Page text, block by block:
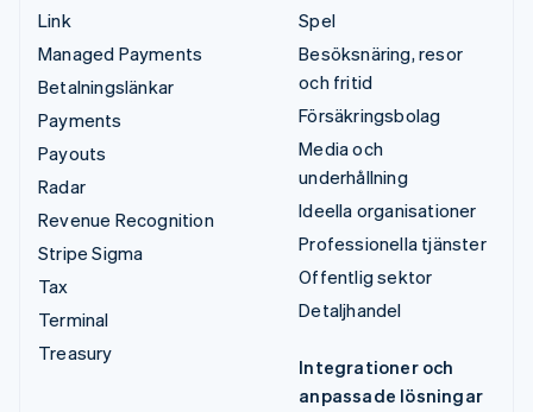
Link
Managed Payments
Betalningslänkar
Payments
Payouts
Radar
Revenue Recognition
Stripe Sigma
Tax
Terminal
Treasury
Spel
Besöksnäring, resor
och fritid
Försäkringsbolag
Media och
underhållning
Ideella organisationer
Professionella tjänster
Offentlig sektor
Detaljhandel
Integrationer och
anpassade lösningar